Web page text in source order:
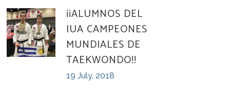
¡¡ALUMNOS DEL
IUA CAMPEONES
MUNDIALES DE
TAEKWONDO!!
19 July, 2018